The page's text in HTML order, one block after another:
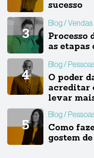
sucesso
Blog Vendas
Processo
as etapas
Blog
O poder
acreditar
levar
Blog
Como
gostem